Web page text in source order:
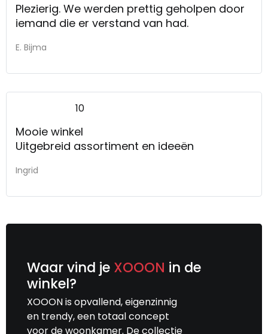
Plezierig. We werden prettig geholpen door
iemand die er verstand van had.
E. Bijma
10
Mooie winkel
Uitgebreid assortiment en ideeën
Ingrid
Waar vind je XOOON in de
winkel?
XOOON is opvallend, eigenzinnig
en trendy, een totaal concept
voor de woonkamer. De collectie